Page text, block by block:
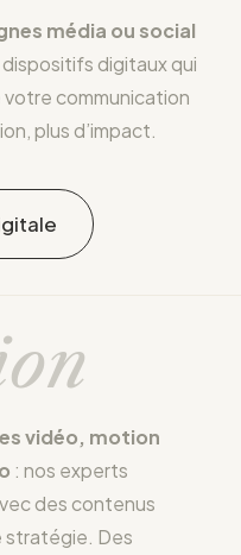
média ou social
digitaux qui
communication
plus d’impact.
vidéo, motion
: nos experts
des contenus
stratégie. Des